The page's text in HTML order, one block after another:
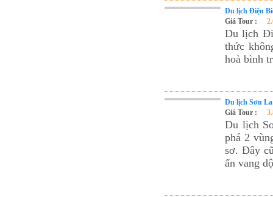
Du lịch Điện
Giá Tour :
Du lịch
thức
hoà bình
Du lịch Sơn
Giá Tour :
Du lịch
phá 2
sơ. Đây
ấn vang